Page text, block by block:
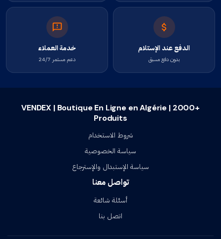
الدفع عند الإستلام
بدون دفع مسبق
خدمة العملاء
دعم مستمر 24/7
VENDEX | Boutique En Ligne en Algérie | 2000+
Produits
شروط الاستخدام
سياسة الخصوصية
سياسة الإستبدال والإسترجاع
تواصل معنا
أسئلة شائعة
اتصل بنا